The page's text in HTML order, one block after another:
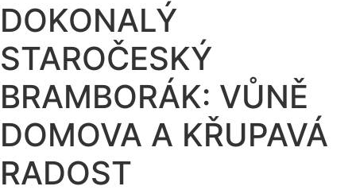
DOKONALÝ
STAROČESKÝ
BRAMBORÁK: VŮNĚ
DOMOVA A KŘUPAVÁ
RADOST